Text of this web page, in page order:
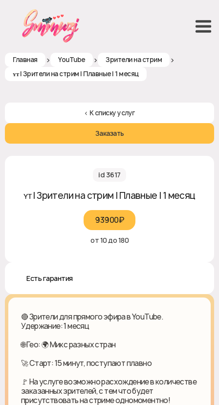
Главная > YouTube > Зрители на стрим >
ʏᴛ | Зрители на стрим | Плавные | 1 месяц
< К списку услуг
Заказать
id 3617
ʏᴛ | Зрители на стрим | Плавные | 1 месяц
93900₽‎
от 10 до 180
♻️ Есть гарантия
🔴 Зрители для прямого эфира в YouTube.
Удержание: 1 месяц
🌐 Гео: 🌍 Микс разных стран
🚀 Старт: 15 минут, поступают плавно
🚩 На услуге возможно расхождение в количестве
заказанных зрителей, с тем что будет
присутствовать на стриме одномоментно!